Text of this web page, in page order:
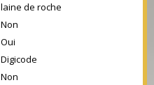
laine de roche
Non
Oui
Digicode
Non